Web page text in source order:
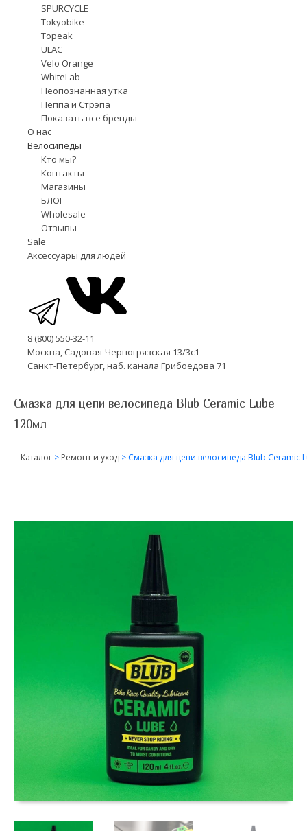
SPURCYCLE
Tokyobike
Topeak
ULÄC
Velo Orange
WhiteLab
Неопознанная утка
Пеппа и Стрэпа
Показать все бренды
О нас
Велосипеды
Кто мы?
Контакты
Магазины
БЛОГ
Wholesale
Отзывы
Sale
Аксессуары для людей
8 (800) 550-32-11
Москва, Садовая-Черногрязская 13/3с1
Санкт-Петербург, наб. канала Грибоедова 71
Смазка для цепи велосипеда Blub Ceramic Lube
120мл
Каталог > Ремонт и уход > Смазка для цепи велосипеда Blub Ceramic